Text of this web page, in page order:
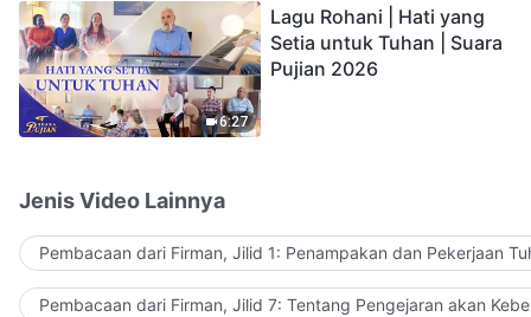
6:27
Lagu Rohani | Hati yang
Setia untuk Tuhan | Suara
Pujian 2026
Jenis Video Lainnya
Pembacaan dari Firman, Jilid 1: Penampakan dan Pekerjaan
Pembacaan dari Firman, Jilid 7: Tentang Pengejaran akan